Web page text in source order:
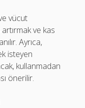
vücut
ve kas
Ayrıca,
isteyen
kullanmadan
önerilir.